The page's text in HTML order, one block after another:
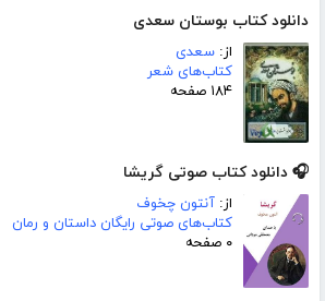
دانلود کتاب بوستان سعدی
از: سعدی
کتاب‌های شعر
۱۸۴ صفحه
🎧 دانلود کتاب صوتی گریشا
از: آنتون چخوف
کتاب‌های صوتی رایگان داستان و رمان
۰ صفحه